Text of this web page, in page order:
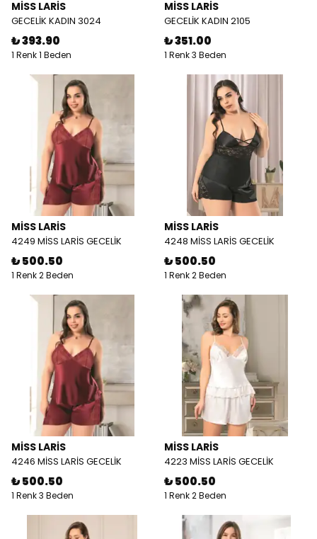
MİSS LARİS
GECELİK KADIN 3024
₺ 393.90
1 Renk 1 Beden
MİSS LARİS
GECELİK KADIN 2105
₺ 351.00
1 Renk 3 Beden
MİSS LARİS
4249 MİSS LARİS GECELİK
₺ 500.50
1 Renk 2 Beden
MİSS LARİS
4248 MİSS LARİS GECELİK
₺ 500.50
1 Renk 2 Beden
MİSS LARİS
4246 MİSS LARİS GECELİK
₺ 500.50
1 Renk 3 Beden
MİSS LARİS
4223 MİSS LARİS GECELİK
₺ 500.50
1 Renk 2 Beden